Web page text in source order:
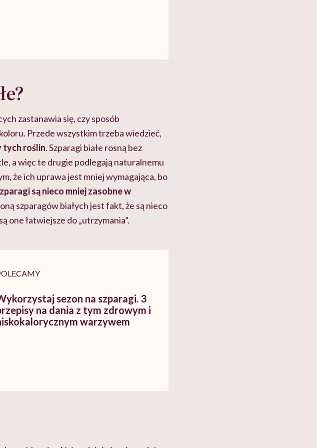
zastanawia się, czy sposób
Przede wszystkim trzeba wiedzieć,
tych roślin. Szparagi białe rosną bez
a więc te drugie podlegają naturalnemu
że ich uprawa jest mniej wymagająca, bo
są nieco mniej zasobne w
szparagów białych jest fakt, że są nieco
one łatwiejsze do „utrzymania”.
sezon na szparagi. 3
na dania z tym zdrowym i
warzywem